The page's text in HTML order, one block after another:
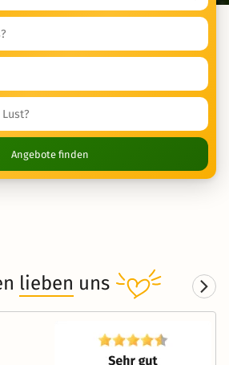
Angebote finden
lieben uns